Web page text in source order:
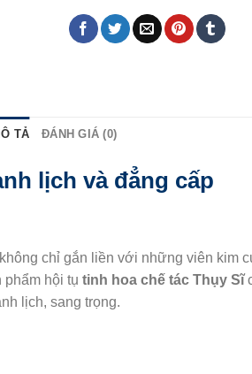
TẢ ĐÁNH GIÁ (0)
lịch và đẳng cấp
chỉ gắn liền với những viên kim
phẩm hội tụ tinh hoa chế tác Thụy Sĩ
lịch, sang trọng.